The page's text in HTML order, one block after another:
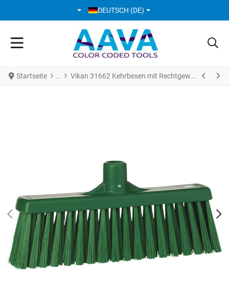
SPRACHE AUSWÄHLEN
DEUTSCH (DE)
Startseite Vikan 31662 Kehrbesen mit Rechtgewinde 310 mm medium Grün
PREV